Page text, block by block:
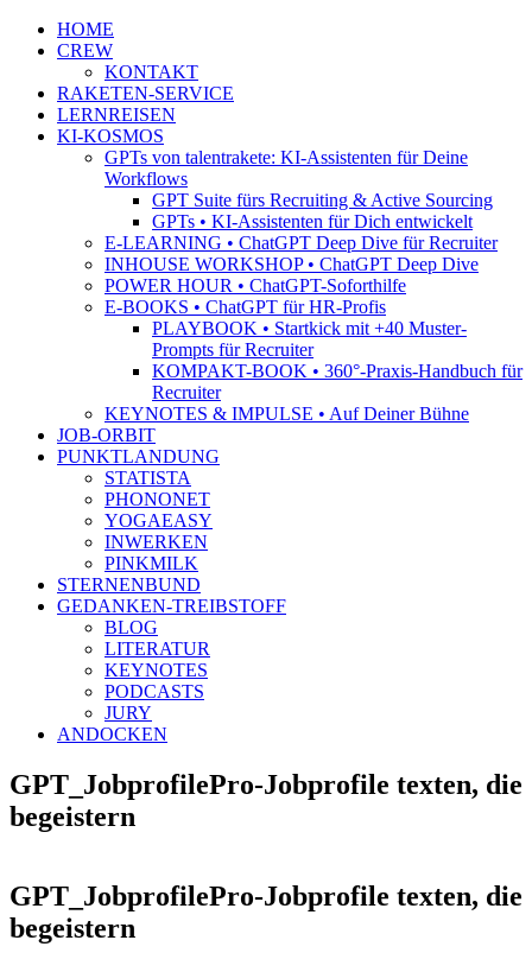
HOME
CREW
KONTAKT
RAKETEN-SERVICE
LERNREISEN
KI-KOSMOS
GPTs von talentrakete: KI-Assistenten für Deine
Workflows
GPT Suite fürs Recruiting & Active Sourcing
GPTs • KI-Assistenten für Dich entwickelt
E-LEARNING • ChatGPT Deep Dive für Recruiter
INHOUSE WORKSHOP • ChatGPT Deep Dive
POWER HOUR • ChatGPT-Soforthilfe
E-BOOKS • ChatGPT für HR-Profis
PLAYBOOK • Startkick mit +40 Muster-
Prompts für Recruiter
KOMPAKT-BOOK • 360°-Praxis-Handbuch für
Recruiter
KEYNOTES & IMPULSE • Auf Deiner Bühne
JOB-ORBIT
PUNKTLANDUNG
STATISTA
PHONONET
YOGAEASY
INWERKEN
PINKMILK
STERNENBUND
GEDANKEN-TREIBSTOFF
BLOG
LITERATUR
KEYNOTES
PODCASTS
JURY
ANDOCKEN
GPT_JobprofilePro-Jobprofile texten, die
begeistern
GPT_JobprofilePro-Jobprofile texten, die
begeistern